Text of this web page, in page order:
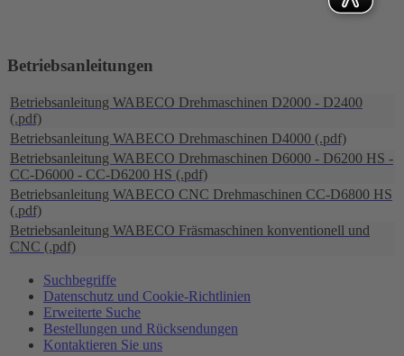
Betriebsanleitungen
Betriebsanleitung WABECO Drehmaschinen D2000 - D2400
(.pdf)
Betriebsanleitung WABECO Drehmaschinen D4000 (.pdf)
Betriebsanleitung WABECO Drehmaschinen D6000 - D6200 HS -
CC-D6000 - CC-D6200 HS (.pdf)
Betriebsanleitung WABECO CNC Drehmaschinen CC-D6800 HS
(.pdf)
Betriebsanleitung WABECO Fräsmaschinen konventionell und
CNC (.pdf)
Suchbegriffe
Datenschutz und Cookie-Richtlinien
Erweiterte Suche
Bestellungen und Rücksendungen
Kontaktieren Sie uns